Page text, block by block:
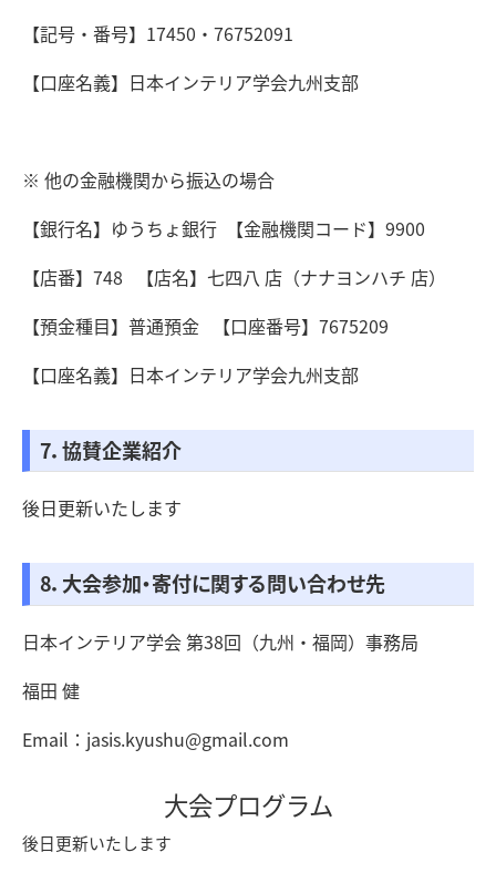
【記号・番号】17450・76752091
【口座名義】日本インテリア学会九州支部
※ 他の金融機関から振込の場合
【銀行名】ゆうちょ銀行 【金融機関コード】9900
【店番】748 【店名】七四八 店（ナナヨンハチ 店）
【預金種目】普通預金 【口座番号】7675209
【口座名義】日本インテリア学会九州支部
7．協賛企業紹介
後日更新いたします
8．大会参加・寄付に関する問い合わせ先
日本インテリア学会 第38回（九州・福岡）事務局
福田 健
Email：jasis.kyushu@gmail.com
大会プログラム
後日更新いたします